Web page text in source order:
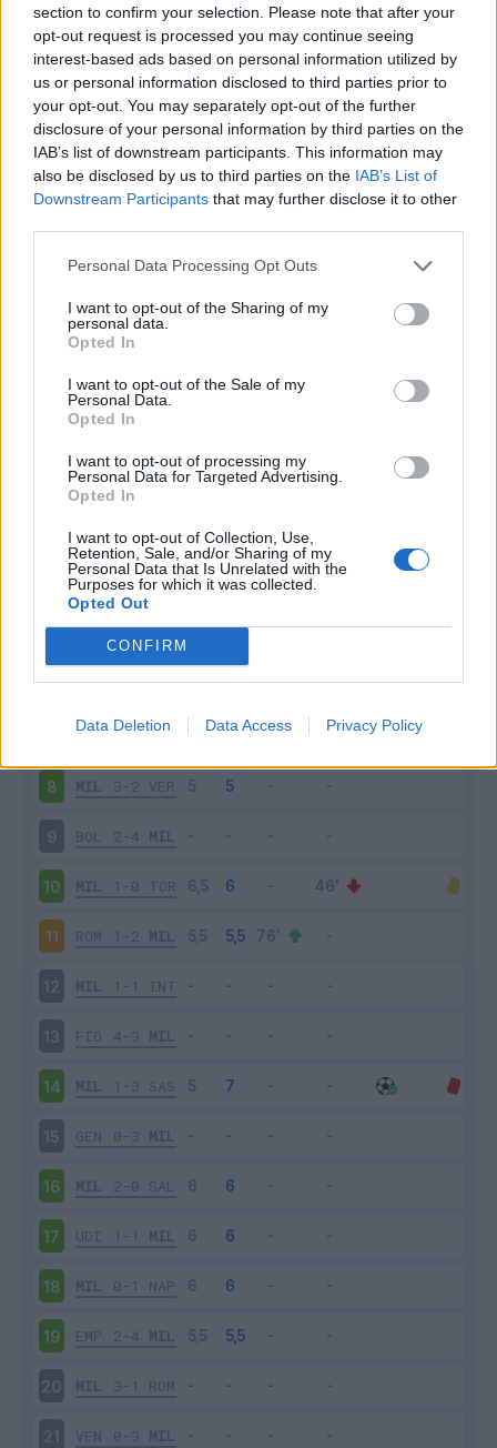
section to confirm your selection. Please note that after your
opt-out request is processed you may continue seeing
interest-based ads based on personal information utilized by
us or personal information disclosed to third parties prior to
your opt-out. You may separately opt-out of the further
disclosure of your personal information by third parties on the
IAB’s list of downstream participants. This information may
also be disclosed by us to third parties on the IAB’s List of
Downstream Participants that may further disclose it to other
Personal Data Processing Opt Outs
I want to opt-out of the Sharing of my
personal data.
Opted In
I want to opt-out of the Sale of my
Personal Data.
Opted In
I want to opt-out of processing my
Personal Data for Targeted Advertising.
Opted In
I want to opt-out of Collection, Use,
Retention, Sale, and/or Sharing of my
Personal Data that Is Unrelated with the
Purposes for which it was collected.
Opted Out
CONFIRM
Data Deletion Data Access Privacy Policy
3 - 7
Squalificato 0 - 0%
Infortunato 0 - 0
Inutilizzato 19 - 50%
Scarica riepilogo
stagionale
Giornata Entrato Bonus/Malus
MIL 4-1 CAG
MIL 2-0 LAZ
JUV 1-1 MIL
2-0 VEN
6 SPE 1-2 MIL
ATA 2-3 MIL
8 MIL 3-2 VER
9 BOL 2-4 MIL
10 MIL 1-0 TOR
11 ROM 1-2 MIL
12 MIL 1-1 INT
13 FIO 4-3 MIL
14 MIL 1-3 SAS
15 GEN 0-3 MIL
16 MIL 2-0 SAL
17 UDI 1-1 MIL
18 MIL 0-1 NAP
19 EMP 2-4 MIL
20 MIL 3-1 ROM
21 VEN 0-3 MIL